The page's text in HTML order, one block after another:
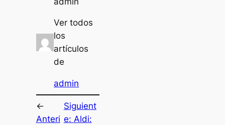
Ver todos
los
artículos
de
admin
←
Anteri
Siguient
e: Aldi: